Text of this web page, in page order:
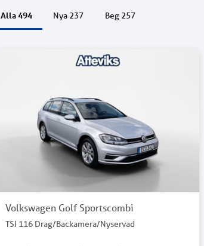
Alla494 Nya 237 Beg 257
Volkswagen Golf Sportscombi
TSI 116 Drag/Backamera/Nyservad